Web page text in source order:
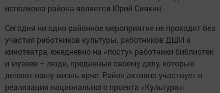
исполкома района ­является Юрий ­Сиякин.
Сегодня ни одно районное мероприятие не проходит без
учас­тия работников культуры, работников ДШИ и
кинотеатра, ежедневно на «пос­ту» работники библиотек
и музеев – люди, преданные своему делу, которые
делают нашу жизнь ярче. Район активно участвует в
реа­лизации национального проекта «Культура»: